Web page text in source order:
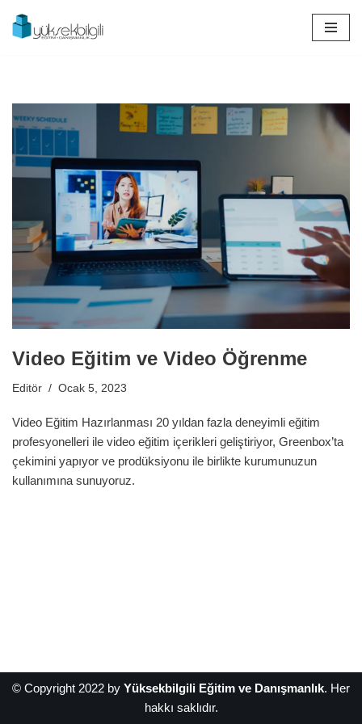
İçeriğe
Video Eğitim ve Video Öğrenme
Editör Ocak 5, 2023
Video Eğitim Hazırlanması 20 yıldan fazla deneyimli eğitim
profesyonelleri ile video eğitim içerikleri geliştiriyor, Greenbox’ta
çekimini yapıyor ve prodüksiyonu ile birlikte kurumunuzun
kullanımına sunuyoruz.
© Copyright 2022 by Yüksekbilgili Eğitim ve Danışmanlık. Her
hakkı saklıdır.